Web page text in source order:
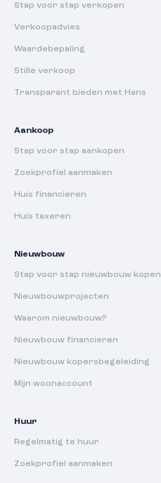
Stap voor stap verkopen
Verkoopadvies
Waardebepaling
Stille verkoop
Transparant bieden met Hans
Aankoop
Stap voor stap aankopen
Zoekprofiel aanmaken
Huis financieren
Huis taxeren
Nieuwbouw
Stap voor stap nieuwbouw kopen
Nieuwbouwprojecten
Waarom nieuwbouw?
Nieuwbouw financieren
Nieuwbouw kopersbegeleiding
Mijn woonaccount
Huur
Regelmatig te huur
Zoekprofiel aanmaken